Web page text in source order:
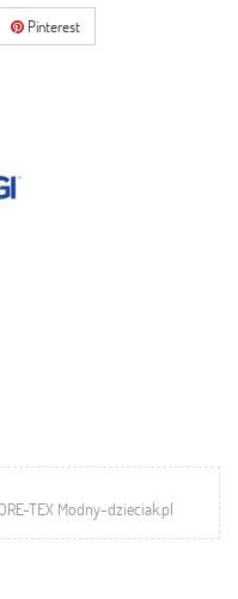
Pinterest
TEX Modny-dzieciak.pl